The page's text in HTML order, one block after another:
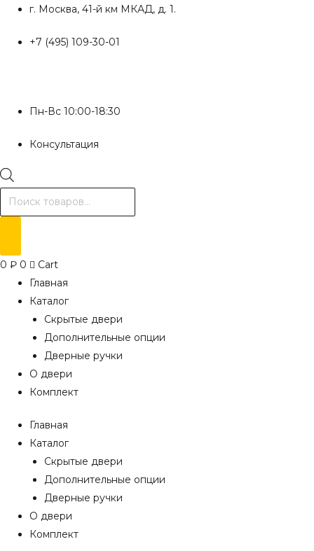
Перейти
содержимому
г. Москва, 41-й км МКАД, д. 1.
+7 (495) 109-30-01
Пн-Вс 10:00-18:30
Консультация
Поиск
товаров
0 ₽ 0
Cart
Главная
Каталог
Скрытые двери
Дополнительные опции
Дверные ручки
О двери
Комплект
Главная
Каталог
Скрытые двери
Дополнительные опции
Дверные ручки
О двери
Комплект